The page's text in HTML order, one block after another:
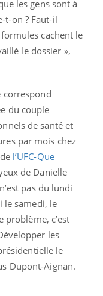
les gens sont à
t-on ? Faut-il
cachent le
le dossier »,
correspond
du couple
de santé et
par mois chez
l’UFC-Que
de Danielle
pas du lundi
le samedi, le
problème, c’est
les
le
Dupont-Aignan.